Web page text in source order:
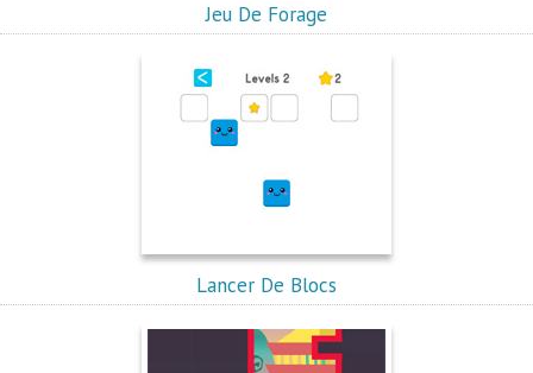
Jeu De Forage
Lancer De Blocs